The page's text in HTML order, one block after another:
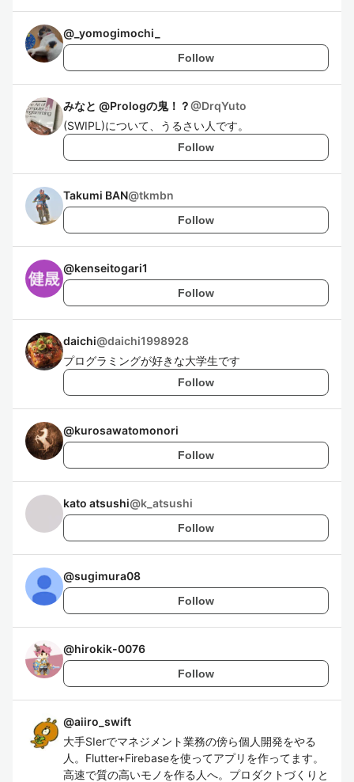
@ _yomogimochi_
Follow
みなと @Prologの鬼！？@DrqYuto
(SWIPL)について、うるさい人です。
Follow
Takumi BAN@tkmbn
Follow
@kenseitogari1
Follow
daichi@daichi1998928
プログラミングが好きな大学生です
Follow
@kurosawatomonori
Follow
kato atsushi@k_atsushi
Follow
@sugimura08
Follow
@hirokik-0076
Follow
@aiiro_swift
大手SIerでマネジメント業務の傍ら個人開発をやる
人。Flutter+Firebaseを使ってアプリを作ってます。
高速で質の高いモノを作る人へ。プロダクトづくりと